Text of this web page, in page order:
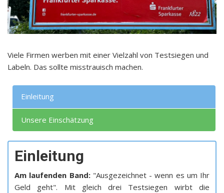
Viele Firmen werben mit einer Vielzahl von Testsiegen und
Labeln. Das sollte misstrauisch machen.
Einleitung
Unsere Einschätzung
Einleitung
Am laufenden Band:"Ausgezeichnet - wenn es um Ihr
Geld geht". Mit gleich drei Testsiegen wirbt die